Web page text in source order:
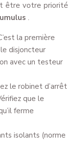
être votre priorité
.
la première
disjoncteur
avec un testeur
le robinet d’arrêt
que le
ferme
isolants (norme